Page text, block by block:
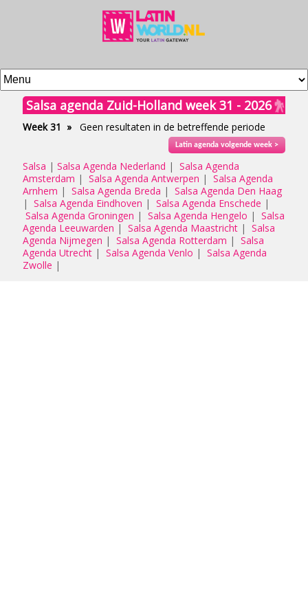
Salsa agenda Zuid-Holland week 31 - 2026
Week 31 »Geen resultaten in de betreffende periode
Latin agenda volgende week >
Salsa | Salsa Agenda Nederland | Salsa Agenda
Amsterdam | Salsa Agenda Antwerpen | Salsa Agenda
Arnhem | Salsa Agenda Breda | Salsa Agenda Den Haag
| Salsa Agenda Eindhoven | Salsa Agenda Enschede |
Salsa Agenda Groningen | Salsa Agenda Hengelo | Salsa
Agenda Leeuwarden | Salsa Agenda Maastricht| Salsa
Agenda Nijmegen | Salsa Agenda Rotterdam | Salsa
Agenda Utrecht| Salsa Agenda Venlo | Salsa Agenda
Zwolle |